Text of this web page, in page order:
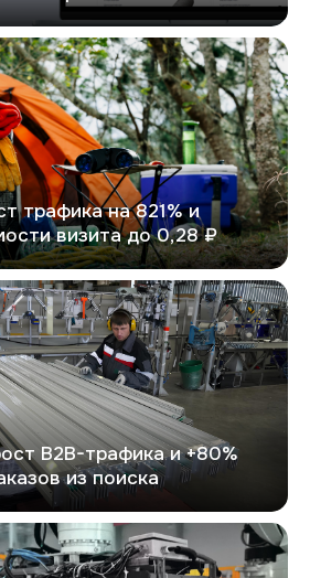
трафика на 821% и
визита до 0,28 ₽
B2B-трафика и +80%
из поиска